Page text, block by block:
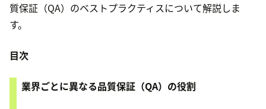
質保証（QA）のベストプラクティスについて解説しま
す。
目次
業界ごとに異なる品質保証（QA）の役割